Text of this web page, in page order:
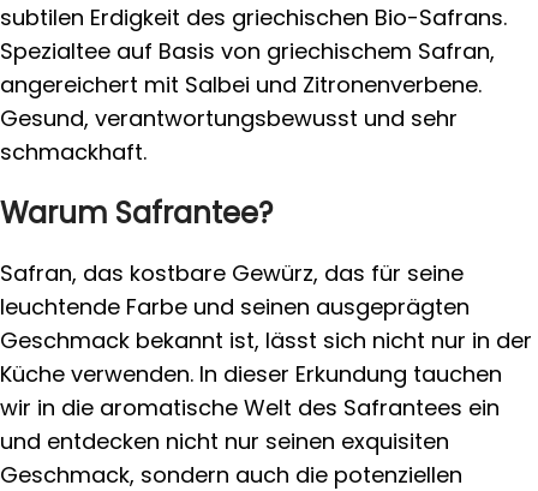
subtilen Erdigkeit des griechischen Bio-Safrans.
Spezialtee auf Basis von griechischem Safran,
angereichert mit Salbei und Zitronenverbene.
Gesund, verantwortungsbewusst und sehr
schmackhaft.
Warum Safrantee?
Safran, das kostbare Gewürz, das für seine
leuchtende Farbe und seinen ausgeprägten
Geschmack bekannt ist, lässt sich nicht nur in der
Küche verwenden. In dieser Erkundung tauchen
wir in die aromatische Welt des Safrantees ein
und entdecken nicht nur seinen exquisiten
Geschmack, sondern auch die potenziellen